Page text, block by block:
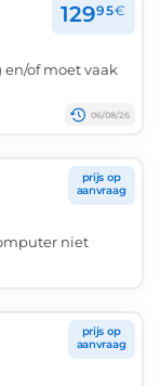
12995€
en/of moet vaak
06/08/26
prijs op
aanvraag
niet
prijs op
aanvraag